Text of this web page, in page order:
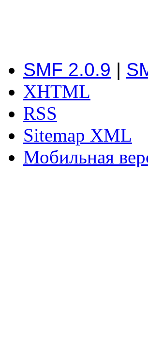
SMF 2.0.9 |
XHTML
RSS
Sitemap XML
Мобильная